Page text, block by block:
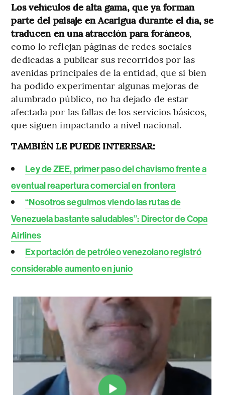
Los vehículos de alta gama, que ya forman
parte del paisaje en Acarigua durante el día, se
traducen en una atracción para foráneos,
como lo reflejan páginas de redes sociales
dedicadas a publicar sus recorridos por las
avenidas principales de la entidad, que si bien
ha podido experimentar algunas mejoras de
alumbrado público, no ha dejado de estar
afectada por las fallas de los servicios básicos,
que siguen impactando a nivel nacional.
TAMBIÉN LE PUEDE INTERESAR:
Ley de ZEE, primer paso del chavismo frente a
eventual reapertura comercial en frontera
“Nosotros seguimos viendo las rutas de
Venezuela bastante saludables”: Director de Copa
Airlines
Exportación de petróleo venezolano registró
considerable aumento en junio